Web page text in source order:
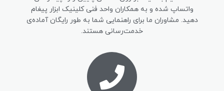
واتساپ شده و به همکاران واحد فنی کلینیک ابزار پیغام
دهید. مشاوران ما برای راهنمایی شما به طور رایگان آماده‌ی
خدمت‌رسانی هستند.